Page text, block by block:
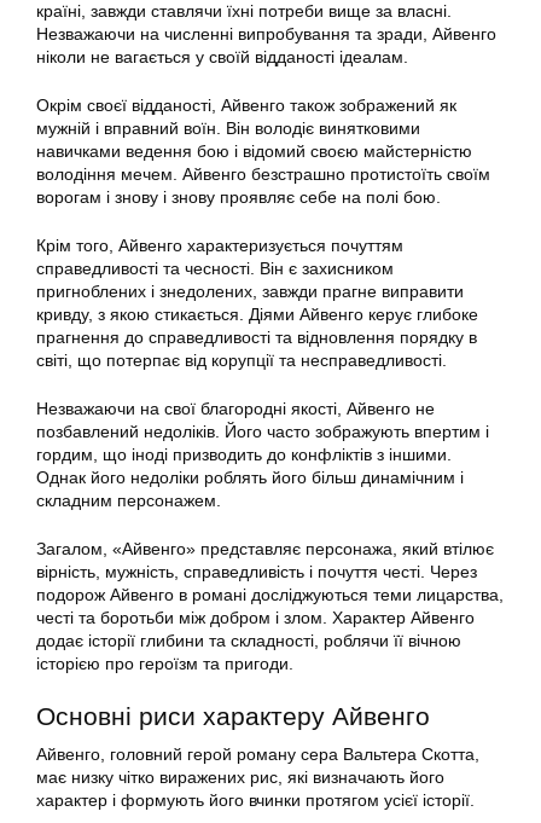
країні, завжди ставлячи їхні потреби вище за власні.
Незважаючи на численні випробування та зради, Айвенго
ніколи не вагається у своїй відданості ідеалам.
Окрім своєї відданості, Айвенго також зображений як
мужній і вправний воїн. Він володіє винятковими
навичками ведення бою і відомий своєю майстерністю
володіння мечем. Айвенго безстрашно протистоїть своїм
ворогам і знову і знову проявляє себе на полі бою.
Крім того, Айвенго характеризується почуттям
справедливості та чесності. Він є захисником
пригноблених і знедолених, завжди прагне виправити
кривду, з якою стикається. Діями Айвенго керує глибоке
прагнення до справедливості та відновлення порядку в
світі, що потерпає від корупції та несправедливості.
Незважаючи на свої благородні якості, Айвенго не
позбавлений недоліків. Його часто зображують впертим і
гордим, що іноді призводить до конфліктів з іншими.
Однак його недоліки роблять його більш динамічним і
складним персонажем.
Загалом, «Айвенго» представляє персонажа, який втілює
вірність, мужність, справедливість і почуття честі. Через
подорож Айвенго в романі досліджуються теми лицарства,
честі та боротьби між добром і злом. Характер Айвенго
додає історії глибини та складності, роблячи її вічною
історією про героїзм та пригоди.
Основні риси характеру Айвенго
Айвенго, головний герой роману сера Вальтера Скотта,
має низку чітко виражених рис, які визначають його
характер і формують його вчинки протягом усієї історії.